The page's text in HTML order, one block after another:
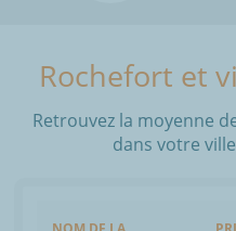
Rochefort et
Retrouvez la moyenne
dans votre